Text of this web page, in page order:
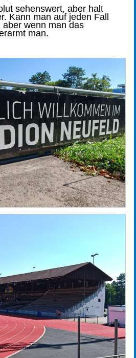
sehenswert, aber halt
Kann man auf jeden Fall
wenn man das
man.